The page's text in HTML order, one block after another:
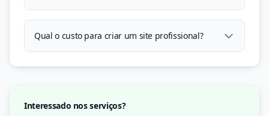
Qual o custo para criar um site profissional?
Interessado nos serviços?